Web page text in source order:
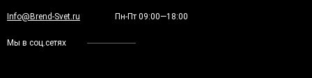
Info@Brend-Svet.ru Пн-Пт 09:00—18:00
Мы в соц.сетях